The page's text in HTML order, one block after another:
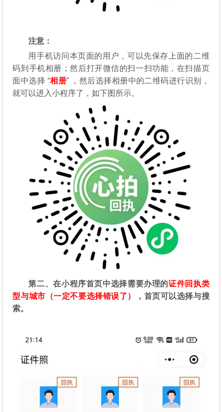
注意：
用手机访问本页面的用户，可以先保存上面的二维
码到手机相册；然后打开微信的扫一扫功能，在扫描页
面中选择 “相册” ，然后选择相册中的二维码进行识别，
就可以进入小程序了，如下图所示。
第二、在小程序首页中选择需要办理的证件回执类
型与城市（一定不要选择错误了）
，首页可以选择与搜
索。